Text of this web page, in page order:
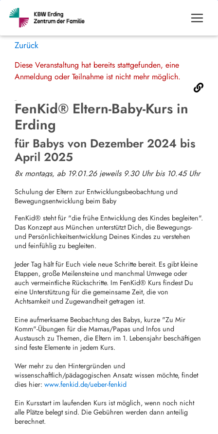
Zurück
Diese Veranstaltung hat bereits stattgefunden, eine
Anmeldung oder Teilnahme ist nicht mehr möglich.
FenKid® Eltern-Baby-Kurs in
Erding
für Babys von Dezember 2024 bis
April 2025
8x montags, ab 19.01.26 jeweils 9.30 Uhr bis 10.45 Uhr
Schulung der Eltern zur Entwicklungsbeobachtung und
Bewegungsentwicklung beim Baby
FenKid® steht für "die frühe Entwicklung des Kindes begleiten".
Das Konzept aus München unterstützt Dich, die Bewegungs-
und Persönlichkeitsentwicklung Deines Kindes zu verstehen
und feinfühlig zu begleiten.
Jeder Tag hält für Euch viele neue Schritte bereit. Es gibt kleine
Etappen, große Meilensteine und manchmal Umwege oder
auch vermeintliche Rückschritte. Im FenKid® Kurs findest Du
eine Unterstützung für die gemeinsame Zeit, die von
Achtsamkeit und Zugewandheit getragen ist.
Eine aufmerksame Beobachtung des Babys, kurze "Zu Mir
Komm"-Übungen für die Mamas/Papas und Infos und
Austausch zu Themen, die Eltern im 1. Lebensjahr beschäftigen
sind feste Elemente in jedem Kurs.
Wer mehr zu den Hintergründen und
wissenschaftlich/pädagogischen Ansatz wissen möchte, findet
dies hier: www.fenkid.de/ueber-fenkid
Ein Kursstart im laufenden Kurs ist möglich, wenn noch nicht
alle Plätze belegt sind. Die Gebühren werden dann anteilig
berechnet.